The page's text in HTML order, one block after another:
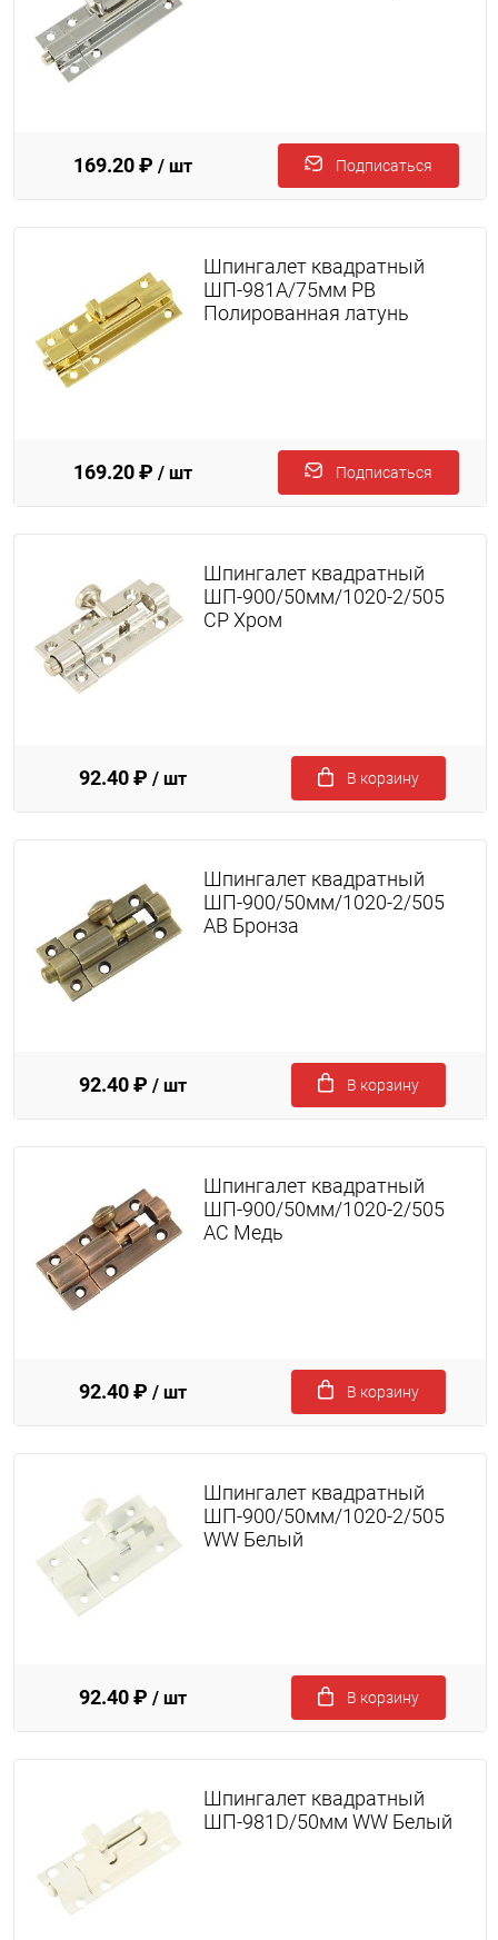
169.20 ₽ / шт Подписаться
Шпингалет квадратный
ШП-981A/75мм PB
Полированная латунь
169.20 ₽ / шт Подписаться
Шпингалет квадратный
ШП-900/50мм/1020-2/505
CP Хром
92.40 ₽ / шт В корзину
Шпингалет квадратный
ШП-900/50мм/1020-2/505
AB Бронза
92.40 ₽ / шт В корзину
Шпингалет квадратный
ШП-900/50мм/1020-2/505
AC Медь
92.40 ₽ / шт В корзину
Шпингалет квадратный
ШП-900/50мм/1020-2/505
WW Белый
92.40 ₽ / шт В корзину
Шпингалет квадратный
ШП-981D/50мм WW Белый